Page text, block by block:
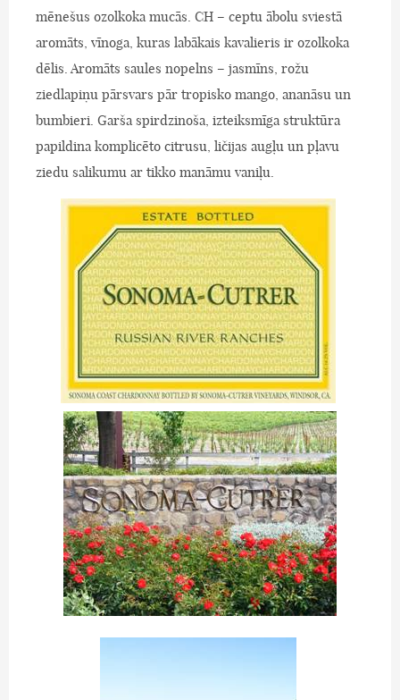
mēnešus ozolkoka mucās. CH – ceptu ābolu sviestā
aromāts, vīnoga, kuras labākais kavalieris ir ozolkoka
dēlis. Aromāts saules nopelns – jasmīns, rožu
ziedlapiņu pārsvars pār tropisko mango, ananāsu un
bumbieri. Garša spirdzinoša, izteiksmīga struktūra
papildina komplicēto citrusu, ličijas augļu un pļavu
ziedu salikumu ar tikko manāmu vaniļu.